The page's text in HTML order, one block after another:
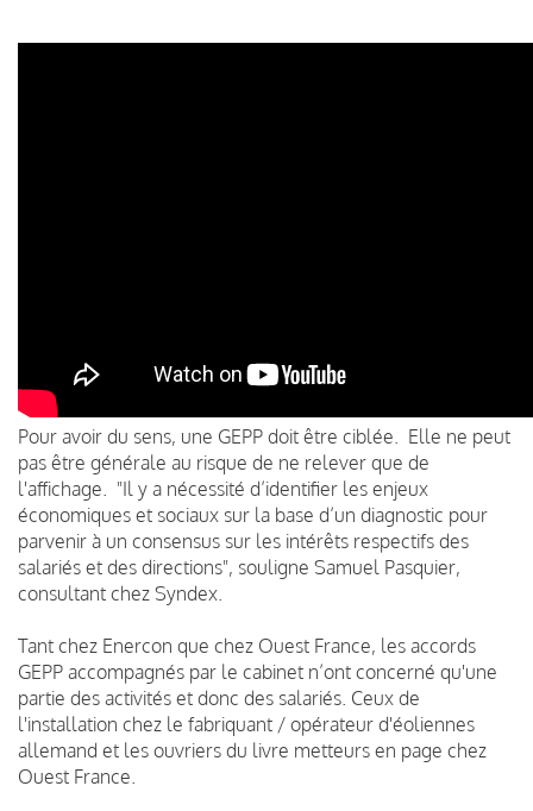
Pour avoir du sens, une GEPP doit être ciblée. Elle ne peut
pas être générale au risque de ne relever que de
l'affichage. "Il y a nécessité d’identifier les enjeux
économiques et sociaux sur la base d’un diagnostic pour
parvenir à un consensus sur les intérêts respectifs des
salariés et des directions", souligne Samuel Pasquier,
consultant chez Syndex.
Tant chez Enercon que chez Ouest France, les accords
GEPP accompagnés par le cabinet n’ont concerné qu'une
partie des activités et donc des salariés. Ceux de
l'installation chez le fabriquant / opérateur d'éoliennes
allemand et les ouvriers du livre metteurs en page chez
Ouest France.